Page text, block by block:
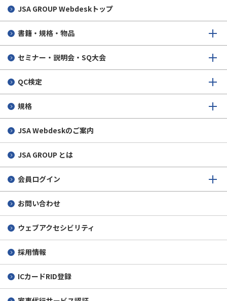
JSA GROUP Webdeskトップ
書籍・規格・物品
セミナー・説明会・SQ大会
QC検定
規格
JSA Webdeskのご案内
JSA GROUP とは
会員ログイン
お問い合わせ
ウェブアクセシビリティ
採用情報
ICカードRID登録